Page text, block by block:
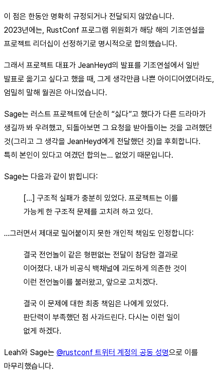
이 점은 한동안 명확히 규정되거나 전달되지 않았습니다.
2023년에는, RustConf 프로그램 위원회가 해당 해의 기조연설을
프로젝트 리더십이 선정하기로 명시적으로 합의했습니다.
그래서 프로젝트 대표가 JeanHeyd의 발표를 기조연설에서 일반
발표로 옮기고 싶다고 했을 때, 그게 생각만큼 나쁜 아이디어였더라도,
엄밀히 말해 월권은 아니었습니다.
Sage는 러스트 프로젝트에 단순히 “싫다”고 했다가 다른 드라마가
생길까 봐 우려했고, 되돌아보면 그 요청을 받아들이는 것을 고려했던
것(그리고 그 생각을 JeanHeyd에게 전달했던 것)을 후회합니다.
특히 본인이 있다고 여겼던 합의는… 없었기 때문입니다.
Sage는 다음과 같이 밝힙니다:
[…] 구조적 실패가 충분히 있었다. 프로젝트는 이를
가능케 한 구조적 문제를 고치려 하고 있다.
…그러면서 제대로 밀어붙이지 못한 개인적 책임도 인정합니다:
결국 전언놀이 같은 형편없는 전달이 참담한 결과로
이어졌다. 내가 비공식 백채널에 과도하게 의존한 것이
이런 전언놀이를 불러왔고, 앞으로 고치겠다.
결국 이 문제에 대한 최종 책임은 나에게 있었다.
판단력이 부족했던 점 사과드린다. 다시는 이런 일이
없게 하겠다.
Leah와 Sage는 @rustconf 트위터 계정의 공동 성명으로 이를
마무리했습니다.